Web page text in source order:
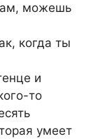
можешь
когда ты
и
то
умеет